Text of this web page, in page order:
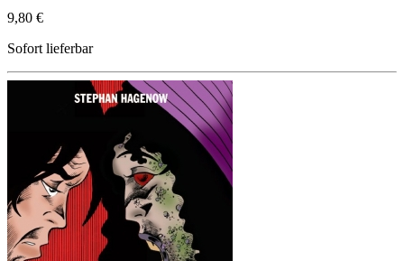
9,80 €
Sofort lieferbar